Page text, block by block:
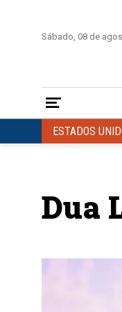
Sábado, 08 de
ESTADOS
VENEZUELA
ESTADOS UNIDOS
INTERNACIONAL
COLOMBIA
Dua